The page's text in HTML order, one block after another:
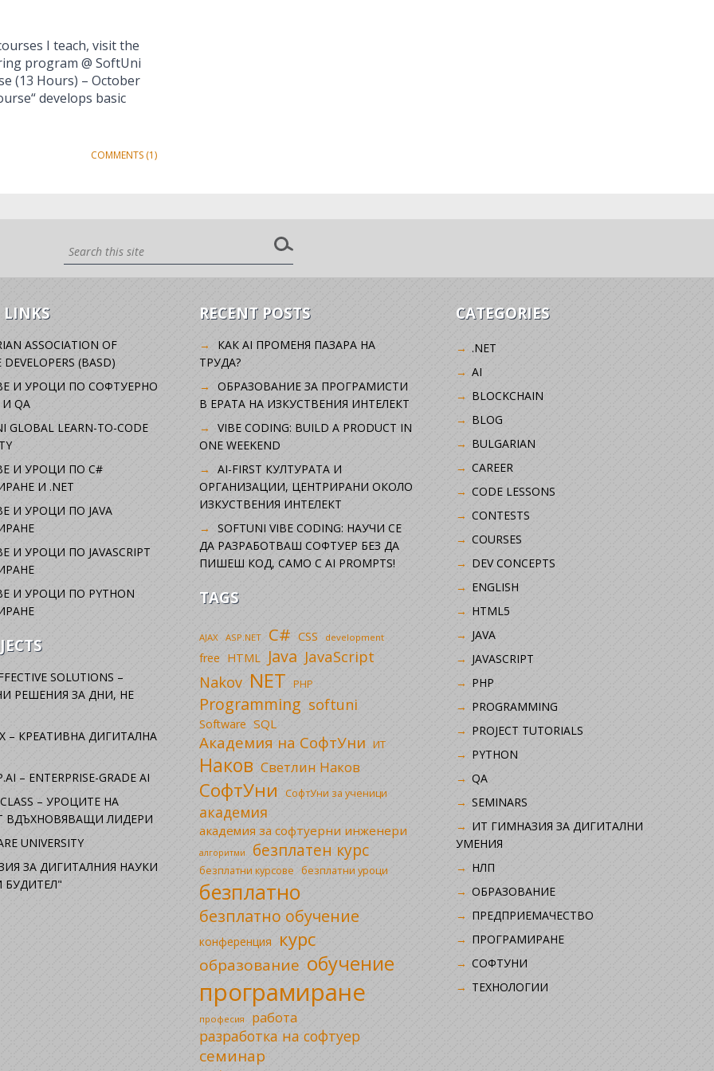
I teach, visit the
program @ SoftUni
(13 Hours) – October
develops basic
COMMENTS (1)
LINKS
ASSOCIATION OF
DEVELOPERS (BASD)
И УРОЦИ ПО СОФТУЕРНО
QA
GLOBAL LEARN-TO-CODE
И УРОЦИ ПО C#
И .NET
И УРОЦИ ПО JAVA
И УРОЦИ ПО JAVASCRIPT
И УРОЦИ ПО PYTHON
SOLUTIONS –
РЕШЕНИЯ ЗА ДНИ, НЕ
– КРЕАТИВНА ДИГИТАЛНА
– ENTERPRISE-GRADE AI
– УРОЦИТЕ НА
ВДЪХНОВЯВАЩИ ЛИДЕРИ
UNIVERSITY
ЗА ДИГИТАЛНИЯ НАУКИ
RECENT POSTS
КАК AI ПРОМЕНЯ ПАЗАРА НА
ТРУДА?
ОБРАЗОВАНИЕ ЗА ПРОГРАМИСТИ
В ЕРАТА НА ИЗКУСТВЕНИЯ ИНТЕЛЕКТ
VIBE CODING: BUILD A PRODUCT IN
ONE WEEKEND
AI-FIRST КУЛТУРАТА И
ОРГАНИЗАЦИИ, ЦЕНТРИРАНИ ОКОЛО
ИЗКУСТВЕНИЯ ИНТЕЛЕКТ
SOFTUNI VIBE CODING: НАУЧИ СЕ
ДА РАЗРАБОТВАШ СОФТУЕР БЕЗ ДА
ПИШЕШ КОД, САМО С AI PROMPTS!
TAGS
AJAX ASP.NET C# CSS development
free HTML Java JavaScript
Nakov NET PHP
Programming softuni
Software SQL
Академия на СофтУни ИТ
Наков Светлин Наков
СофтУни СофтУни за ученици
академия
академия за софтуерни инженери
алгоритми безплатен курс
безплатни курсове безплатни уроци
безплатно
безплатно обучение
конференция курс
образование обучение
програмиране
професия работа
разработка на софтуер
семинар
CATEGORIES
.NET
AI
BLOCKCHAIN
BLOG
BULGARIAN
CAREER
CODE LESSONS
CONTESTS
COURSES
DEV CONCEPTS
ENGLISH
HTML5
JAVA
JAVASCRIPT
PHP
PROGRAMMING
PROJECT TUTORIALS
PYTHON
QA
SEMINARS
ИТ ГИМНАЗИЯ ЗА ДИГИТАЛНИ
УМЕНИЯ
НЛП
ОБРАЗОВАНИЕ
ПРЕДПРИЕМАЧЕСТВО
ПРОГРАМИРАНЕ
СОФТУНИ
ТЕХНОЛОГИИ